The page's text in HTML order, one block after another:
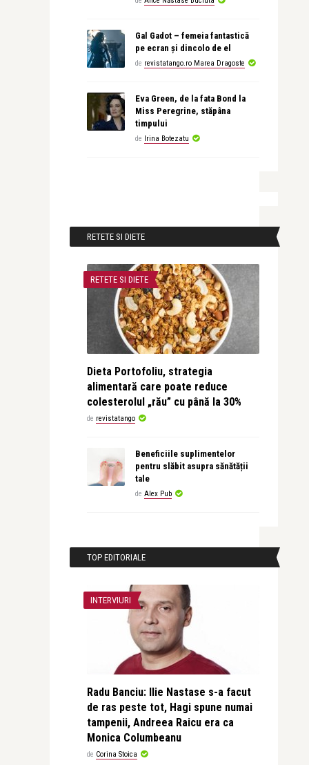
Gal Gadot – femeia fantastică
pe ecran și dincolo de el
de revistatango.ro Marea Dragoste
Eva Green, de la fata Bond la
Miss Peregrine, stăpâna
timpului
de Irina Botezatu
RETETE SI DIETE
RETETE SI DIETE
Dieta Portofoliu, strategia
alimentară care poate reduce
colesterolul „rău” cu până la 30%
de revistatango
Beneficiile suplimentelor
pentru slăbit asupra sănătății
tale
de Alex Pub
TOP EDITORIALE
INTERVIURI
Radu Banciu: Ilie Nastase s-a facut
de ras peste tot, Hagi spune numai
tampenii, Andreea Raicu era ca
Monica Columbeanu
de Corina Stoica